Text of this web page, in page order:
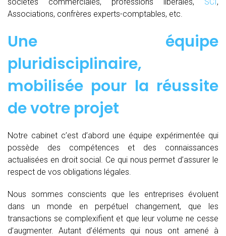
Associations, confrères experts-comptables, etc.
Une équipe
pluridisciplinaire,
mobilisée pour la réussite
de votre projet
Notre cabinet c’est d’abord une équipe expérimentée qui
possède des compétences et des connaissances
actualisées en droit social. Ce qui nous permet d’assurer le
respect de vos obligations légales.
Nous sommes conscients que les entreprises évoluent
dans un monde en perpétuel changement, que les
transactions se complexifient et que leur volume ne cesse
d’augmenter. Autant d’éléments qui nous ont amené à